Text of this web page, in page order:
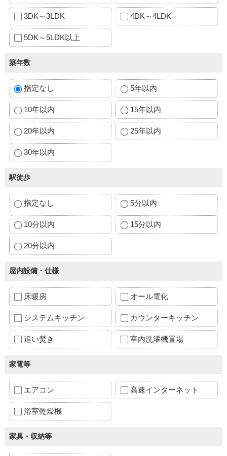
3DK～3LDK 4DK～4LDK
5DK～5LDK以上
築年数
指定なし 5年以内
10年以内 15年以内
20年以内 25年以内
30年以内
駅徒歩
指定なし 5分以内
10分以内 15分以内
20分以内
屋内設備・仕様
床暖房 オール電化
システムキッチン カウンターキッチン
追い焚き 室内洗濯機置場
家電等
エアコン 高速インターネット
浴室乾燥機
家具・収納等